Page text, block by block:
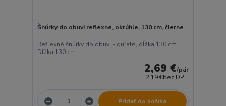
Šnúrky do obuvi reflexné, okrúhle, 130 cm, čierne
Reflexné šnúrky do obuvi - guľaté, dĺžka 130 cm.
Dĺžka 130 cm ...
2,69 €/pár
2,19 €bez DPH
Pridať do košíka